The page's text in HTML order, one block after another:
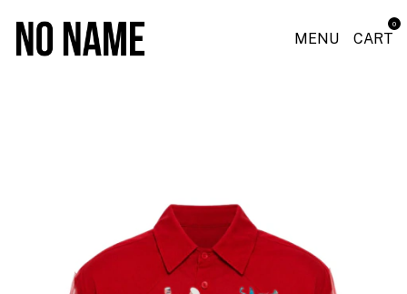
MENU CART
0